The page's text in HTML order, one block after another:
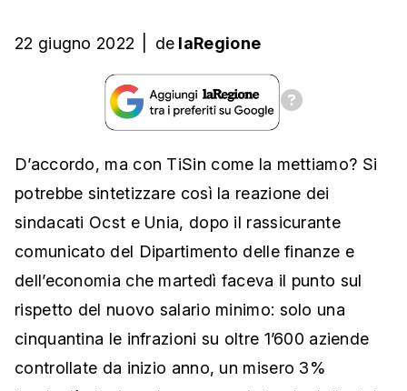
22 giugno 2022 de laRegione
D’accordo, ma con TiSin come la mettiamo? Si
potrebbe sintetizzare così la reazione dei
sindacati Ocst e Unia, dopo il rassicurante
comunicato del Dipartimento delle finanze e
dell’economia che martedì faceva il punto sul
rispetto del nuovo salario minimo: solo una
cinquantina le infrazioni su oltre 1’600 aziende
controllate da inizio anno, un misero 3%